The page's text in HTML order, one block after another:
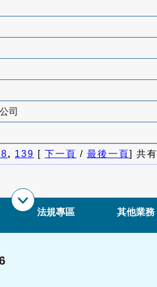
司
, 139 [ 下一頁 / 最後一頁] 共有
法規專區 其他業務